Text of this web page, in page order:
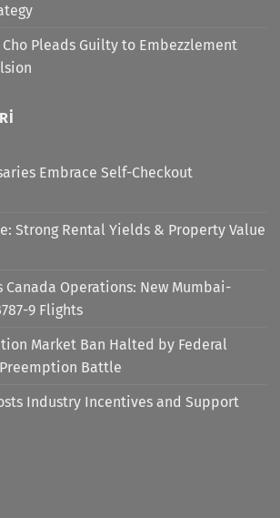
Pleads Guilty to Embezzlement
Embrace Self-Checkout
Strong Rental Yields & Property Value
Operations: New Mumbai-
9 Flights
Market Ban Halted by Federal
Preemption Battle
Industry Incentives and Support